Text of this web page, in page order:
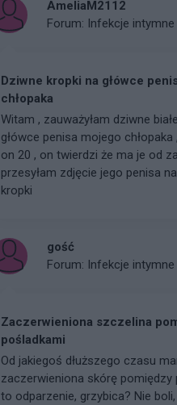
AmeliaM2112
Forum: Infekcje intymne
Dziwne kropki na główce
chłopaka
Witam , zauważyłam dziwne
główce penisa mojego
on 20 , on twierdzi że ma je od
przesyłam zdjęcie jego penisa
kropki
gość
Forum: Infekcje intymne
Zaczerwieniona szczelina
pośladkami
Od jakiegoś dłuższego czasu
zaczerwieniona skórę pomiędzy
to odparzenie, grzybica? Nie